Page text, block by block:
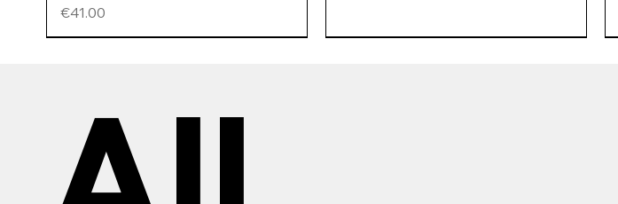
Price
€41.00